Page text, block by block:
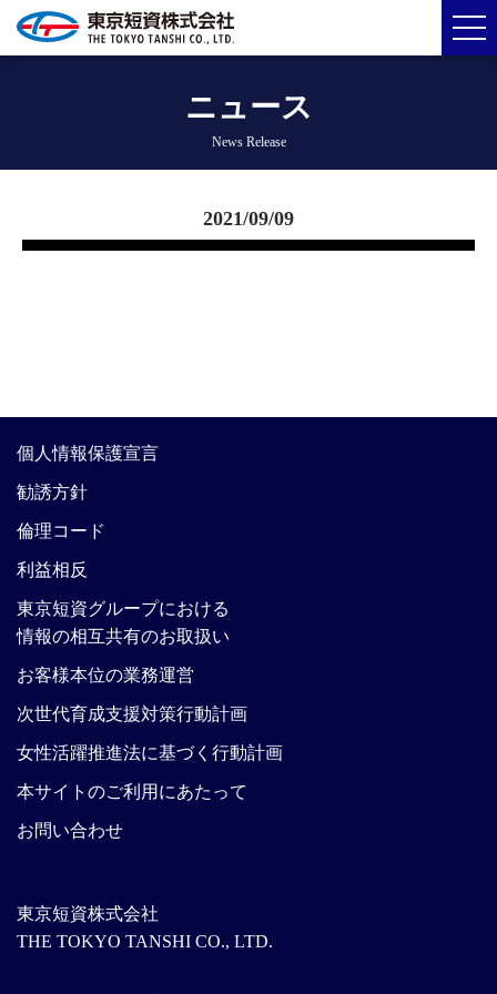
ニュース
News Release
2021/09/09
東京短資株式会社
THE TOKYO TANSHI CO., LTD.
個人情報保護宣言
勧誘方針
倫理コード
利益相反
東京短資グループにおける
情報の相互共有のお取扱い
お客様本位の業務運営
次世代育成支援対策行動計画
女性活躍推進法に基づく行動計画
本サイトのご利用にあたって
お問い合わせ